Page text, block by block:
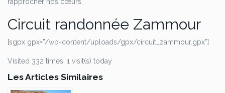
Circuit randonnée Zammour
[sgpx gpx=”/wp-content/uploads/gpx/circuit_zammour.gpx”]
Visited 332 times, 1 visit(s) today
Les Articles Similaires